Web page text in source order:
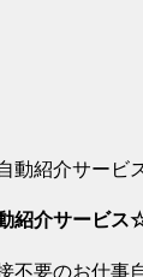
紹介サービス
不要のお仕事